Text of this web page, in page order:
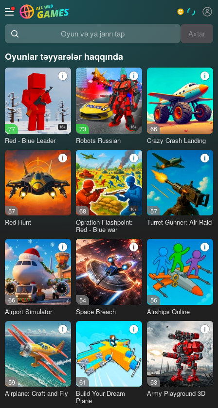
Oyun və ya janrı tap Axtar
Oyunlar təyyarələr haqqında
77 16+
Red - Blue Leader
73 16+
Robots Russian
66
Crazy Crash Landing
57
Red Hunt
68 18+
Opration Flashpoint:
Red - Blue war
57
Turret Gunner: Air Raid
66
Airport Simulator
54
Space Breach
56
Airships Online
59
Airplane: Craft and Fly
61
Build Your Dream
Plane
63
Army Playground 3D